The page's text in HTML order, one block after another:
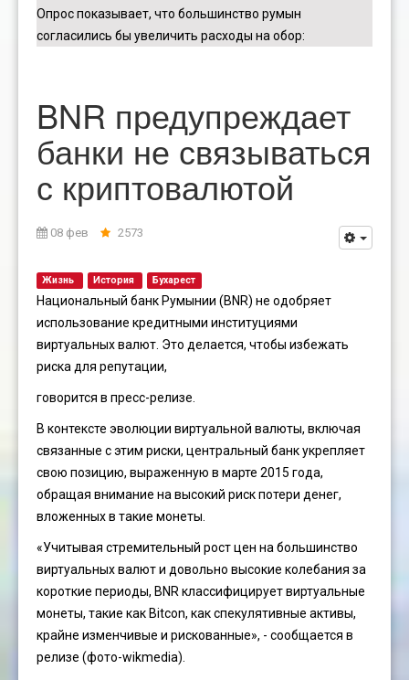
Опрос показывает, что большинство румын
согласились бы увеличить расходы на обор:
BNR предупреждает
банки не связываться
с криптовалютой
08 фев 2573
Жизнь История Бухарест
Национальный банк Румынии (BNR) не одобряет
использование кредитными институциями
виртуальных валют. Это делается, чтобы избежать
риска для репутации,
говорится в пресс-релизе.
В контексте эволюции виртуальной валюты, включая
связанные с этим риски, центральный банк укрепляет
свою позицию, выраженную в марте 2015 года,
обращая внимание на высокий риск потери денег,
вложенных в такие монеты.
«Учитывая стремительный рост цен на большинство
виртуальных валют и довольно высокие колебания за
короткие периоды, BNR классифицирует виртуальные
монеты, такие как Bitcon, как спекулятивные активы,
крайне изменчивые и рискованные», - сообщается в
релизе (фото-wikmedia).